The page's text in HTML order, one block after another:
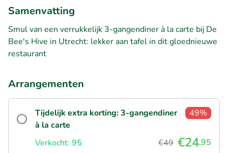
Samenvatting
Smul van een verrukkelijk 3-gangendiner à la carte bij De
Bee's Hive in Utrecht: lekker aan tafel in dit gloednieuwe
restaurant
Arrangementen
Tijdelijk extra korting: 3-gangendiner
à la carte
49%
Verkocht: 95 €49 €24,95